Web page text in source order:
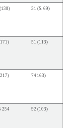
(130) 31 (S. 69)
171) 51 (113)
217) 74 163)
254 92 (103)